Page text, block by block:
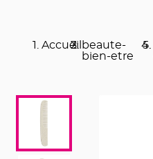
Accueil beaute-
bien-etre